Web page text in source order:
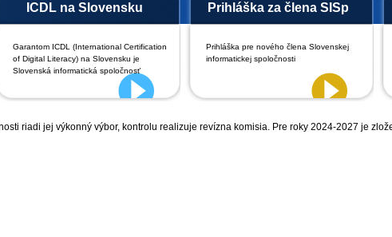
riadi jej výkonný výbor, kontrolu realizuje revízna komisia. Pre roky 2024-2027 je
ICDL na Slovensku
Garantom ICDL (International Certification
of Digital Literacy) na Slovensku je
Slovenská informatická spoločnosť
Prihláška za člena SISp
Prihláška pre nového člena Slovenskej
informatickej spoločnosti